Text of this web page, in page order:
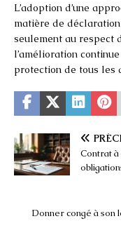
L’adoption d’une
matière de
seulement au respect
l’amélioration
protection de tous les
Contrat
Donner congé à son